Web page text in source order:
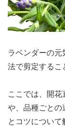
ラベンダーの元
法で剪定するこ
ここでは、開花
や、品種ごとの
とコツについて